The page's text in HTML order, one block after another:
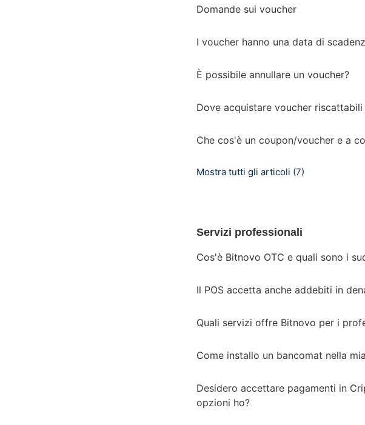
Domande sui voucher
I voucher hanno una data di
È possibile annullare un voucher?
Dove acquistare voucher
Che cos'è un coupon/voucher e a
Mostra tutti gli articoli (7)
Servizi professionali
Cos'è Bitnovo OTC e quali sono i
Il POS accetta anche addebiti in
Quali servizi offre Bitnovo per i
Come installo un bancomat nella
Desidero accettare pagamenti in
opzioni ho?